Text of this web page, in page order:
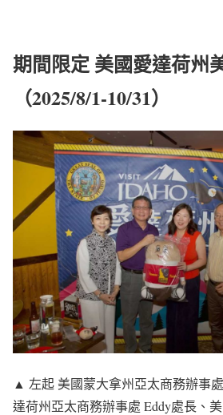
期間限定 美國愛達荷州
（2025/8/1-10/31）
▲ 左起 美國蒙大拿州亞太商務辦事
達荷州亞太商務辦事處 Eddy處長、